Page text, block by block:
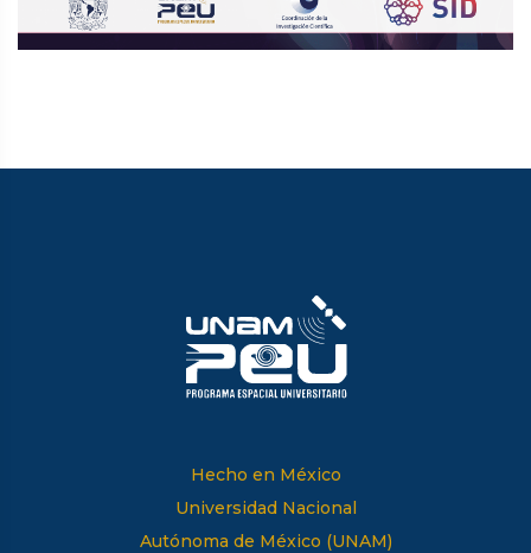
Hecho en México
Universidad Nacional
Autónoma de México (UNAM)